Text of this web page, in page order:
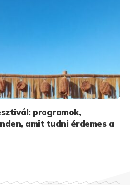
programok,
amit tudni érdemes a